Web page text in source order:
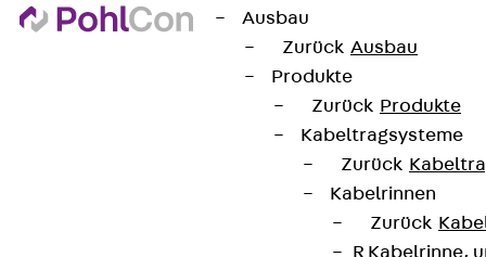
Ausbau
Zurück Ausbau
Produkte
Zurück Produkte
Kabeltragsysteme
Zurück
Kabelrinnen
Zurück
R Kabelrinne,